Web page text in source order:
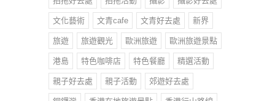
文化藝術 文青cafe 文青好去處 新界
旅遊 旅遊觀光 歐洲旅遊 歐洲旅遊景點
港島 特色咖啡店 特色餐廳 精選活動
親子好去處 親子活動 郊遊好去處